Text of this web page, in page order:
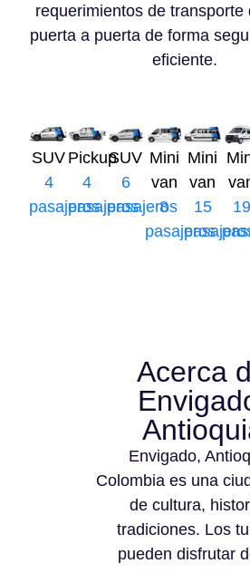
requerimientos de transporte
puerta a puerta de forma
eficiente.
SUV
4
pasajeros
Pickup
4
pasajeros
SUV
6
pasajeros
Mini
van
8
pasajeros
Mini
van
15
19
Acerca
Envigado,
Colombia es una
de cultura,
tradiciones. Los
pueden disfrutar